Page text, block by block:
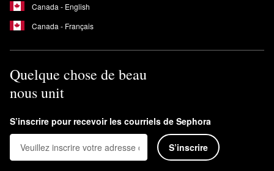
Canada - English
Canada - Français
Quelque chose de beau
nous unit
S’inscrire pour recevoir les courriels de Sephora
S’inscrire